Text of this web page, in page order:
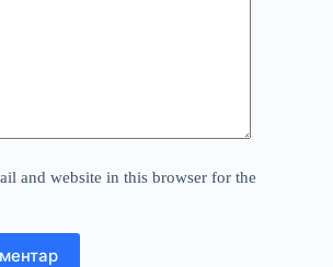
and website in this browser for the